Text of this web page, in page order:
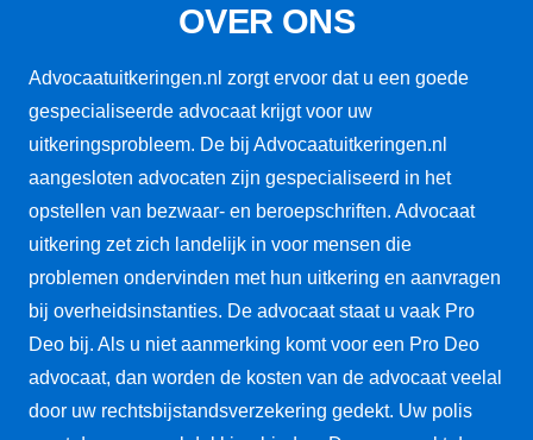
OVER ONS
Advocaatuitkeringen.nl zorgt ervoor dat u een goede
gespecialiseerde advocaat krijgt voor uw
uitkeringsprobleem. De bij Advocaatuitkeringen.nl
aangesloten advocaten zijn gespecialiseerd in het
opstellen van bezwaar- en beroepschriften. Advocaat
uitkering zet zich landelijk in voor mensen die
problemen ondervinden met hun uitkering en aanvragen
bij overheidsinstanties. De advocaat staat u vaak Pro
Deo bij. Als u niet aanmerking komt voor een Pro Deo
advocaat, dan worden de kosten van de advocaat veelal
door uw rechtsbijstandsverzekering gedekt. Uw polis